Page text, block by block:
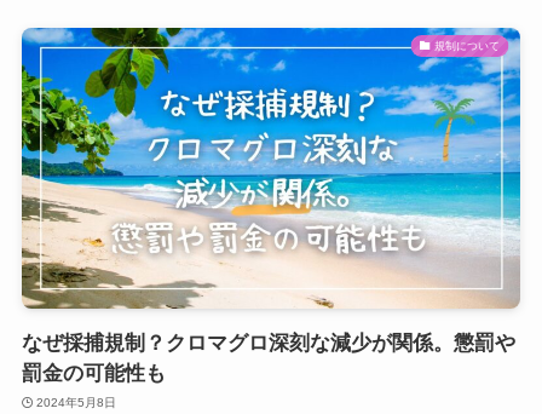
規制について
なぜ採捕規制？クロマグロ深刻な減少が関係。懲罰や
罰金の可能性も
2024年5月8日